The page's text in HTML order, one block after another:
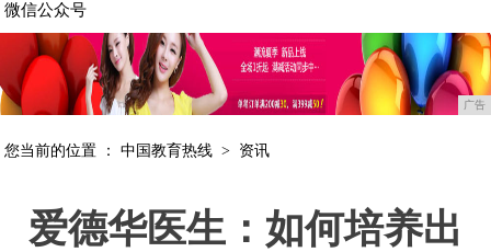
微信公众号
广告
您当前的位置 ：中国教育热线 > 资讯
爱德华医生：如何培养出